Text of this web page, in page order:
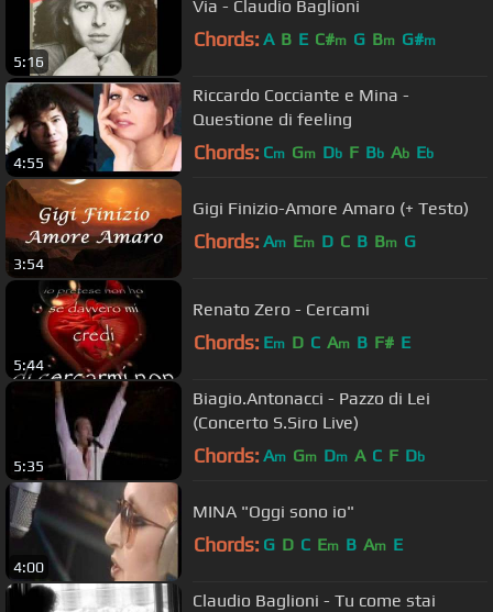
5:16
Via - Claudio Baglioni
Chords: A B E C#m G Bm G#m
4:55
Riccardo Cocciante e Mina -
Questione di feeling
Chords: Cm Gm Db F Bb Ab Eb
3:54
Gigi Finizio-Amore Amaro (+ Testo)
Chords: Am Em D C B Bm G
5:44
Renato Zero - Cercami
Chords: Em D C Am B F# E
5:35
Biagio.Antonacci - Pazzo di Lei
(Concerto S.Siro Live)
Chords: Am Gm Dm A C F Db
4:00
MINA "Oggi sono io"
Chords: G D C Em B Am E
Claudio Baglioni - Tu come stai